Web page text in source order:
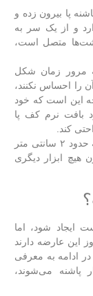
پا بیرون زده و
و از یک سر به
متصل است،
مرور زمان شکل
را احساس نکنند،
این است که خود
بافت نرم کف پا
کند.
اندازه این زائده و توده استخوانی ممکن است به حدود ۲ سانتی متر
هیچ ابزار دیگری
ایجاد شود، اما
این عارضه دارند
ادامه به معرفی
می‌شوند،